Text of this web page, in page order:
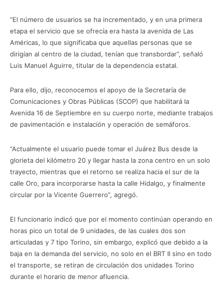
“El número de usuarios se ha incrementado, y en una primera
etapa el servicio que se ofrecía era hasta la avenida de Las
Américas, lo que significaba que aquellas personas que se
dirigían al centro de la ciudad, tenían que transbordar”, señaló
Luis Manuel Aguirre, titular de la dependencia estatal.
Para ello, dijo, reconocemos el apoyo de la Secretaría de
Comunicaciones y Obras Públicas (SCOP) que habilitará la
Avenida 16 de Septiembre en su cuerpo norte, mediante trabajos
de pavimentación e instalación y operación de semáforos.
“Actualmente el usuario puede tomar el Juárez Bus desde la
glorieta del kilómetro 20 y llegar hasta la zona centro en un solo
trayecto, mientras que el retorno se realiza hacia el sur de la
calle Oro, para incorporarse hasta la calle Hidalgo, y finalmente
circular por la Vicente Guerrero”, agregó.
El funcionario indicó que por el momento continúan operando en
horas pico un total de 9 unidades, de las cuales dos son
articuladas y 7 tipo Torino, sin embargo, explicó que debido a la
baja en la demanda del servicio, no solo en el BRT II sino en todo
el transporte, se retiran de circulación dos unidades Torino
durante el horario de menor afluencia.